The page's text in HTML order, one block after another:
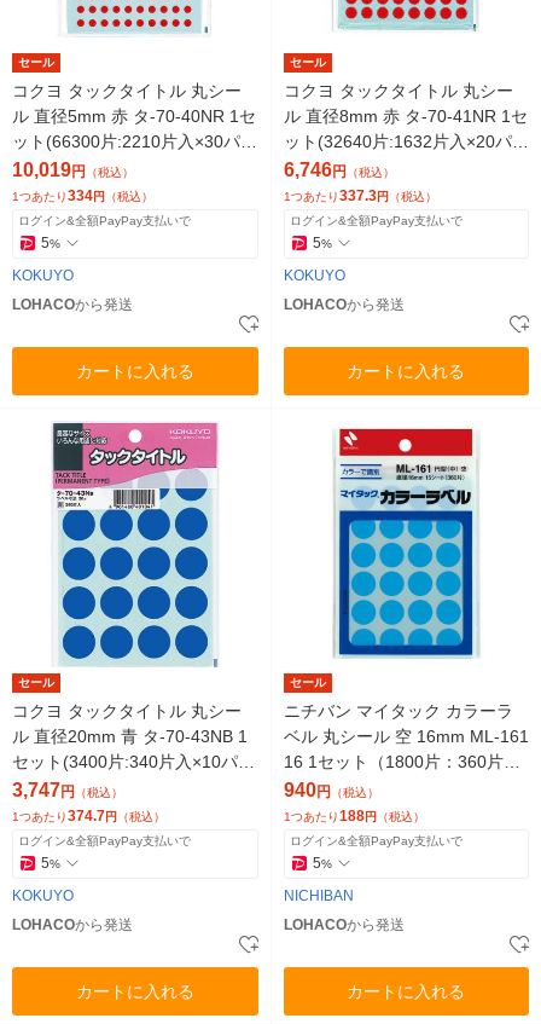
セール
コクヨ タックタイトル 丸シー
ル 直径5mm 赤 タ-70-40NR 1セ
ット(66300片:2210片入×30パッ
ク)
10,019円
（税込）
1つあたり334円 （税込）
ログイン&全額PayPay支払いで
5%
KOKUYO
LOHACOから発送
カートに入れる
セール
コクヨ タックタイトル 丸シー
ル 直径8mm 赤 タ-70-41NR 1セ
ット(32640片:1632片入×20パッ
ク)
6,746円
（税込）
1つあたり337.3円 （税込）
ログイン&全額PayPay支払いで
5%
KOKUYO
LOHACOから発送
カートに入れる
セール
コクヨ タックタイトル 丸シー
ル 直径20mm 青 タ-70-43NB 1
セット(3400片:340片入×10パッ
ク)
3,747円 （税込）
1つあたり374.7円 （税込）
ログイン&全額PayPay支払いで
5%
KOKUYO
LOHACOから発送
カートに入れる
セール
ニチバン マイタック カラーラ
ベル 丸シール 空 16mm ML-161
16 1セット（1800片：360片入
×5袋）
940円 （税込）
1つあたり188円 （税込）
ログイン&全額PayPay支払いで
5%
NICHIBAN
LOHACOから発送
カートに入れる